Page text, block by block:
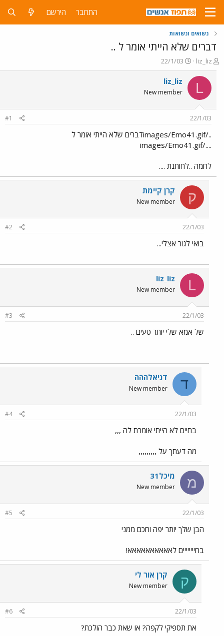
התחבר הירשם
נשואים ונשואות
דברים שלא הייתי אומר ל ..
פ
ו
ת
ח
ה
ש
liz_liz
פ
ו
ר
ם
ר
ך
22/1/03
L
liz_liz
New member
22/1/03
#1
../images/Emo41.gifדברים שלא הייתי אומר ל
..../images/Emo41.gif
לחמה ..לחותנת ....
ק קרן קיימת
New member
22/1/03
#2
בואי לגור אצלי...
L
liz_liz
New member
22/1/03
#3
של אמא שלי יותר טעים ..
ד דניאלההה
New member
22/1/03
#4
בחיים לא הייתי אומרת לה ,,,
מה דעתך על ,,,,,,,,,
מ מיכל31
New member
22/1/03
#5
הבן שלך יותר יפה וחכם ממני
בחיייייייים לאאאאאאאאאא!
ק קרן אור לי
New member
22/1/03
#6
את תספיקי לקפה? או שאת כבר הולכת?